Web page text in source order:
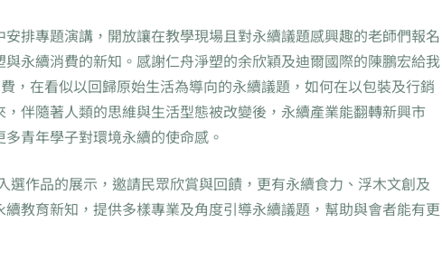
排專題演講，開放讓在教學現場且對永續議題感興趣的老師們報名
永續消費的新知。感謝仁舟淨塑的余欣穎及迪爾國際的陳鵬宏給我
，在看似以回歸原始生活為導向的永續議題，如何在以包裝及行銷
伴隨著人類的思維與生活型態被改變後，永續產業能翻轉新興市
青年學子對環境永續的使命感。
作品的展示，邀請民眾欣賞與回饋，更有永續食力、浮木文創及
教育新知，提供多樣專業及角度引導永續議題，幫助與會者能有更